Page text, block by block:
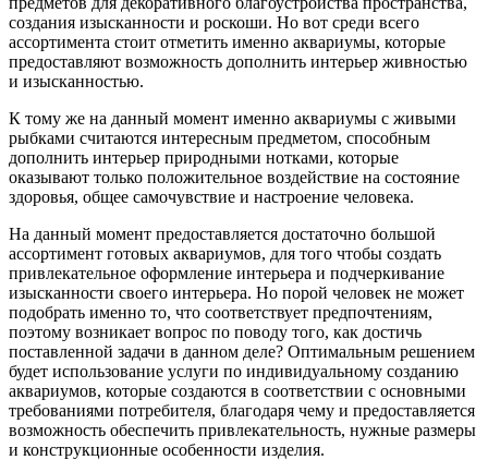
создания изысканности и роскоши. Но вот среди всего
ассортимента стоит отметить именно аквариумы, которые
предоставляют возможность дополнить интерьер живностью
и изысканностью.
К тому же на данный момент именно аквариумы с живыми
рыбками считаются интересным предметом, способным
дополнить интерьер природными нотками, которые
оказывают только положительное воздействие на состояние
здоровья, общее самочувствие и настроение человека.
На данный момент предоставляется достаточно большой
ассортимент готовых аквариумов, для того чтобы создать
привлекательное оформление интерьера и подчеркивание
изысканности своего интерьера. Но порой человек не может
подобрать именно то, что соответствует предпочтениям,
поэтому возникает вопрос по поводу того, как достичь
поставленной задачи в данном деле? Оптимальным решением
будет использование услуги по индивидуальному созданию
аквариумов, которые создаются в соответствии с основными
требованиями потребителя, благодаря чему и предоставляется
возможность обеспечить привлекательность, нужные размеры
и конструкционные особенности изделия.